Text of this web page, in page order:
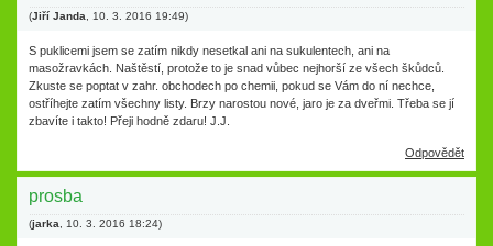
(Jiří Janda 10. 3. 2016 19:49)
S puklicemi jsem se zatím nikdy nesetkal ani na sukulentech, ani na
masožravkách. Naštěstí, protože to je snad vůbec nejhorší ze všech škůdců.
Zkuste se poptat v zahr. obchodech po chemii, pokud se Vám do ní nechce,
ostříhejte zatím všechny listy. Brzy narostou nové, jaro je za dveřmi. Třeba se jí
zbavíte i takto! Přeji hodně zdaru! J.J.
Odpovědět
prosba
(jarka 10. 3. 2016 18:24)